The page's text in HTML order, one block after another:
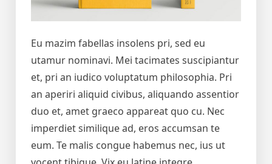
Eu mazim fabellas insolens pri, sed eu
utamur nominavi. Mei tacimates suscipiantur
et, pri an iudico voluptatum philosophia. Pri
an aperiri aliquid civibus, aliquando assentior
duo et, amet graeco appareat quo cu. Nec
imperdiet similique ad, eros accumsan te
eum. Te malis congue habemus nec, ius ut